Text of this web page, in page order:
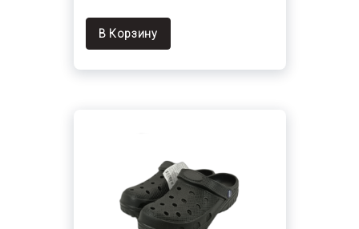
В Корзину